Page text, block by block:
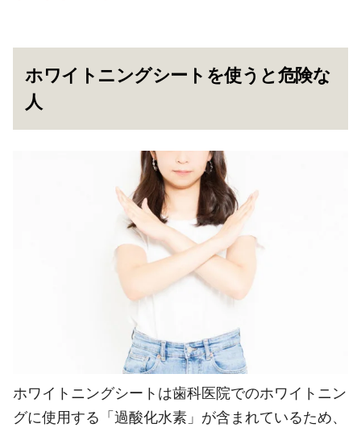
ホワイトニングシートを使うと危険な
人
ホワイトニングシートは歯科医院でのホワイトニン
グに使用する「過酸化水素」が含まれているため、